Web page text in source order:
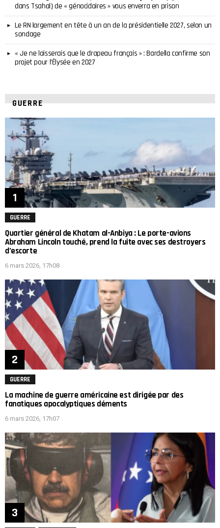
dans Tsahal) de « génocidaires » vous enverra en prison
Le RN largement en tête à un an de la présidentielle 2027, selon un
sondage
« Je ne laisserais que le drapeau français » : Bardella confirme son
projet pour l’Élysée en 2027
GUERRE
GUERRE
Quartier général de Khatam al-Anbiya : Le porte-avions
Abraham Lincoln touché, prend la fuite avec ses destroyers
d’escorte
6 mars 2026, 17h08
GUERRE
La machine de guerre américaine est dirigée par des
fanatiques apocalyptiques déments
6 mars 2026, 17h07